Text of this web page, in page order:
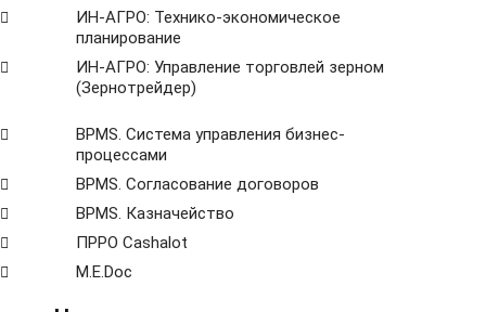
ИН-АГРО: Технико-экономическое
планирование
ИН-АГРО: Управление торговлей зерном
(Зернотрейдер)
ВРМS. Система управления бизнес-
процессами
BPMS. Согласование договоров
BPМS. Казначейство
ПРРО Cashalot
M.E.Doc